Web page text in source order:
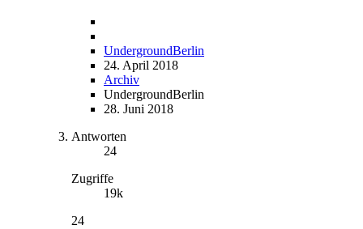
UndergroundBerlin
24. April 2018
Archiv
UndergroundBerlin
28. Juni 2018
Antworten
24
Zugriffe
19k
24